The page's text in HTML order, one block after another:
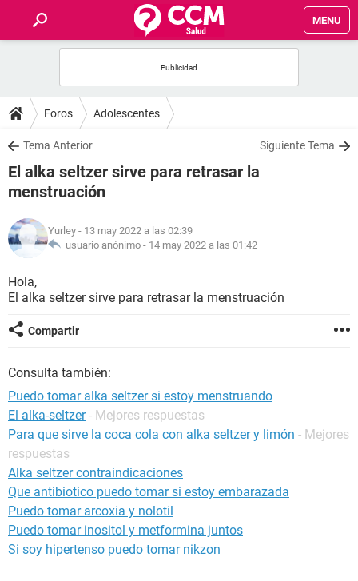
MENU
FOROS
SALUD
FAMILIA
NUTRICIÓN
SEXUALIDAD
Foros Adolescentes
Tema Anterior Siguiente Tema
El alka seltzer sirve para retrasar la
menstruación
Yurley - 13 may 2022 a las 02:39
usuario anónimo - 14 may 2022 a las 01:42
Hola,
El alka seltzer sirve para retrasar la menstruación
Compartir
Consulta también:
Puedo tomar alka seltzer si estoy menstruando
El alka-seltzer - Mejores respuestas
Para que sirve la coca cola con alka seltzer y limón - Mejores
respuestas
Alka seltzer contraindicaciones
Que antibiotico puedo tomar si estoy embarazada
Puedo tomar arcoxia y nolotil
Puedo tomar inositol y metformina juntos
Si soy hipertenso puedo tomar nikzon